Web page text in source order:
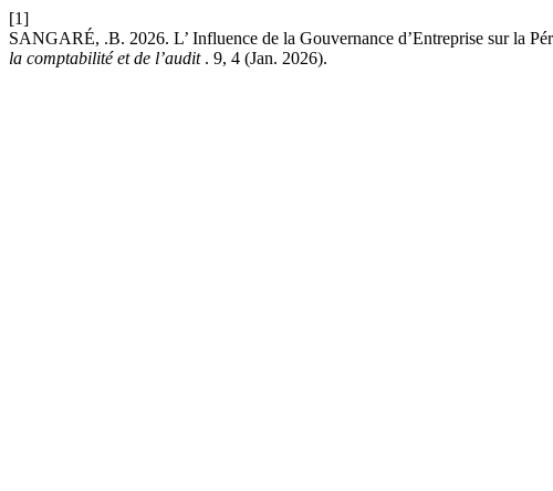
[1]
SANGARÉ, .B. 2026. L’ Influence de la Gouvernance d’Entreprise sur la
la comptabilité et de l’audit . 9, 4 (Jan. 2026).